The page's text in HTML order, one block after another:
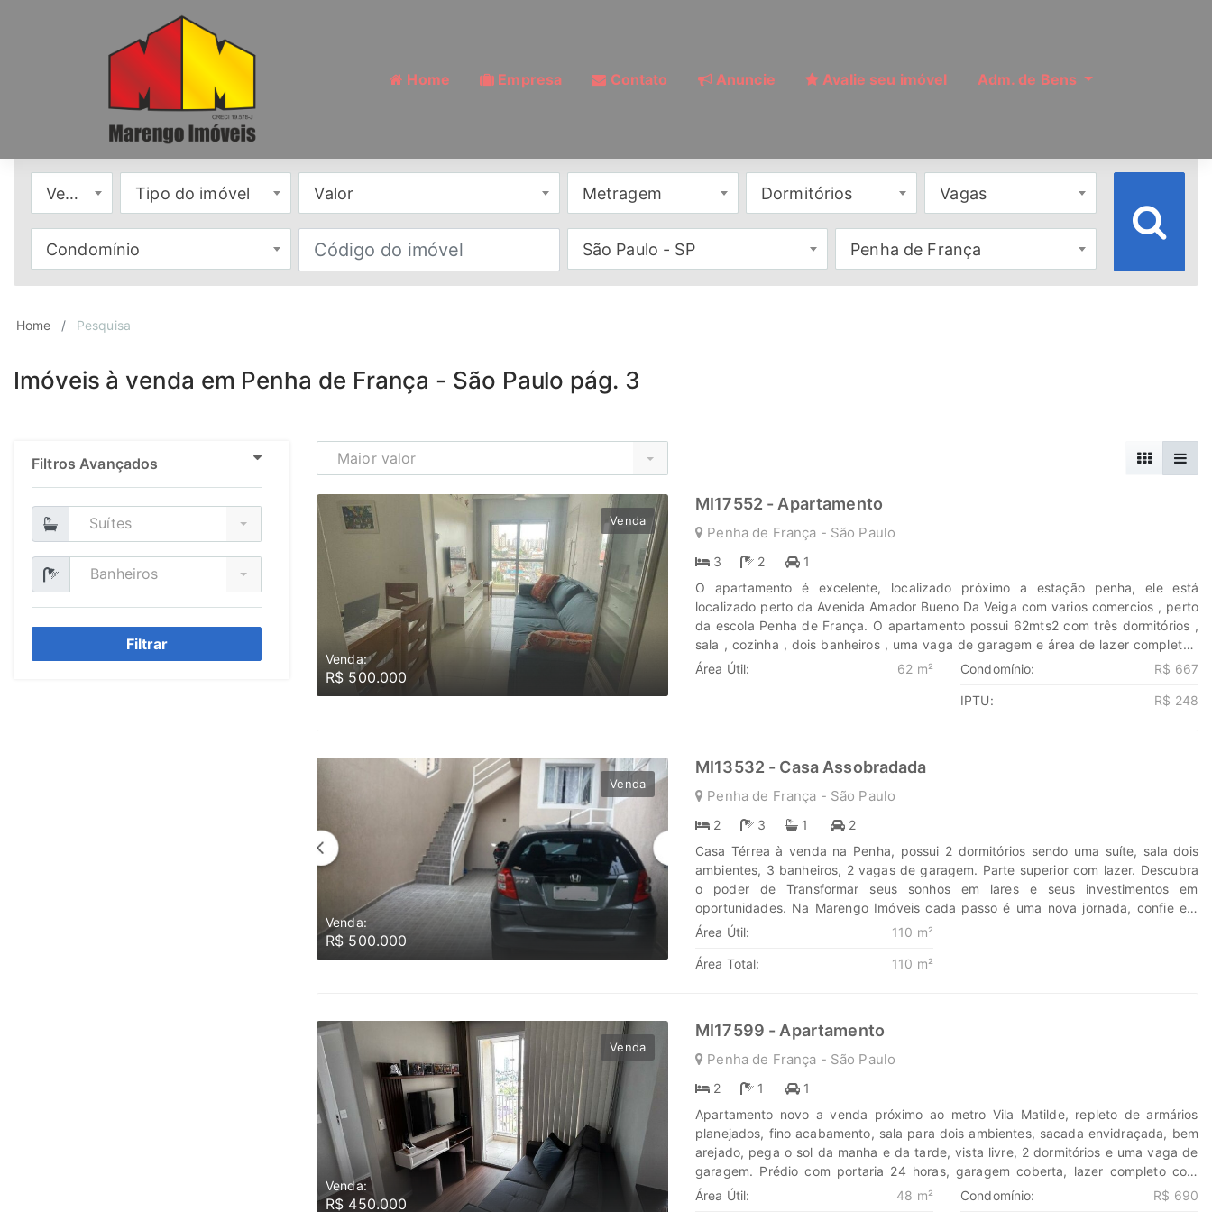
Home Empresa Contato Anuncie Avalie seu imóvel Adm. de Bens
Venda Tipo do imóvel Valor Metragem Dormitórios Vagas
Condomínio São Paulo - SP Penha de França
Home Pesquisa
Imóveis à venda em Penha de França - São Paulo pág. 3
Filtros Avançados
Suítes
Banheiros
Filtrar
Maior valor
Venda
Venda:
R$ 500.000
MI17552 - Apartamento
Penha de França - São Paulo
3 2
1
O apartamento é excelente, localizado próximo a estação penha, ele está
localizado perto da Avenida Amador Bueno Da Veiga com varios comercios , perto
da escola Penha de França. O apartamento possui 62mts2 com três dormitórios ,
sala , cozinha , dois banheiros , uma vaga de garagem e área de lazer completo !
agende já a sua visita! Descubra o poder de Transformar seus sonhos em lares e
nova jornada, confie em nós para encontrar o lugar onde sua história irá brilhar.
Área Útil: 62 m² Condomínio: R$ 667
IPTU: R$ 248
Venda
Venda:
R$ 500.000
MI13532 - Casa Assobradada
Penha de França - São Paulo
2 3 1
2
Casa Térrea à venda na Penha, possui 2 dormitórios sendo uma suíte, sala dois
ambientes, 3 banheiros, 2 vagas de garagem. Parte superior com lazer. Descubra
o poder de Transformar seus sonhos em lares e seus investimentos em
oportunidades. Na Marengo Imóveis cada passo é uma nova jornada, confie em
nós para encontrar o lugar onde sua história irá brilhar.
Área Útil: 110 m²
Área Total: 110 m²
Venda
Venda:
R$ 450.000
MI17599 - Apartamento
Penha de França - São Paulo
2 1
1
Apartamento novo a venda próximo ao metro Vila Matilde, repleto de armários
planejados, fino acabamento, sala para dois ambientes, sacada envidraçada, bem
arejado, pega o sol da manha e da tarde, vista livre, 2 dormitórios e uma vaga de
garagem. Prédio com portaria 24 horas, garagem coberta, lazer completo com
área para pet. Excelente localização próximo ao metro Vila Matilde!! Descubra o
Área Útil: 48 m² Condomínio: R$ 690